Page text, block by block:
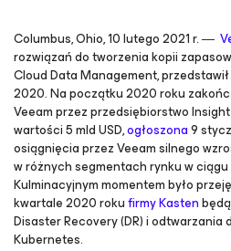
Columbus, Ohio, 10 lutego 2021 r. ―
rozwiązań do tworzenia kopii
Cloud Data Management,
2020. Na początku 2020 roku
Veeam przez przedsiębiorstwo
wartości 5 mld USD,ogłoszona9
osiągnięcia przez Veeam silnego
w różnych segmentach rynku w
Kulminacyjnym momentem było
kwartale 2020 rokufirmy Kasten
Disaster Recovery (DR) i
Kubernetes.